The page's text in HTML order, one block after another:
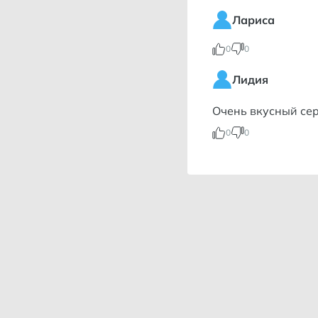
Лариса
0 0
Лидия
Очень вкусный
0 0